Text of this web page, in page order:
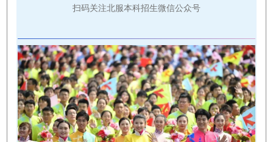
扫码关注北服本科招生微信公众号